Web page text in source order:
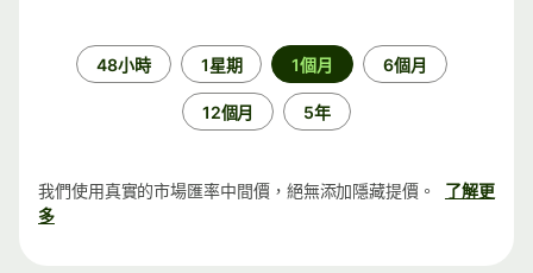
48小時 1星期 1個月 6個月
12個月 5年
我們使用真實的市場匯率中間價，絕無添加隱藏提價。
了解更
多